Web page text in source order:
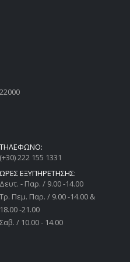
ΤΗΛΕΦΩΝΟ:
(+30) 222 155 1331
ΩΡΕΣ ΕΞΥΠΗΡΕΤΗΣΗΣ:
Δευτ. - Παρ. / 9.00 -14.00
Tρ. Πεμ. Παρ. / 9.00 -14.00 &
18.00 -21.00
Σαβ. / 10.00 - 14.00